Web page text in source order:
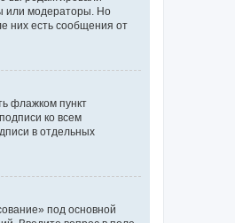
или модераторы. Но
них есть сообщения от
флажком пункт
ко всем
в отдельных
под основной